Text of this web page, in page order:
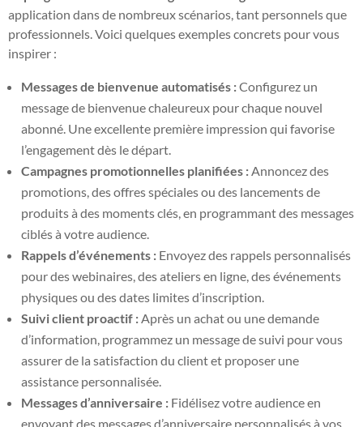
application dans de nombreux scénarios, tant personnels que
professionnels. Voici quelques exemples concrets pour vous
inspirer :
Messages de bienvenue automatisés :Configurez un
message de bienvenue chaleureux pour chaque nouvel
abonné. Une excellente première impression qui favorise
l’engagement dès le départ.
Campagnes promotionnelles planifiées :Annoncez des
promotions, des offres spéciales ou des lancements de
produits à des moments clés, en programmant des messages
ciblés à votre audience.
Rappels d’événements : Envoyez des rappels personnalisés
pour des webinaires, des ateliers en ligne, des événements
physiques ou des dates limites d’inscription.
Suivi client proactif :Après un achat ou une demande
d’information, programmez un message de suivi pour vous
assurer de la satisfaction du client et proposer une
assistance personnalisée.
Messages d’anniversaire : Fidélisez votre audience en
envoyant des messages d’anniversaire personnalisés à vos